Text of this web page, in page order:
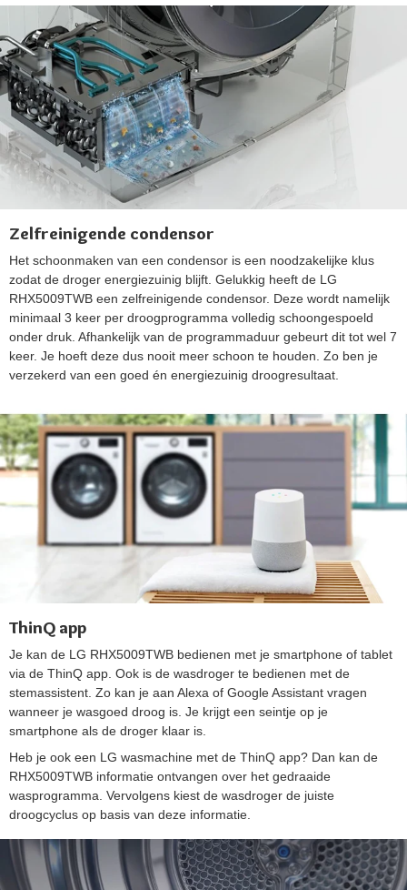
Zelfreinigende condensor
Het schoonmaken van een condensor is een noodzakelijke klus
zodat de droger energiezuinig blijft. Gelukkig heeft de LG
RHX5009TWB een zelfreinigende condensor. Deze wordt namelijk
minimaal 3 keer per droogprogramma volledig schoongespoeld
onder druk. Afhankelijk van de programmaduur gebeurt dit tot wel 7
keer. Je hoeft deze dus nooit meer schoon te houden. Zo ben je
verzekerd van een goed én energiezuinig droogresultaat.
ThinQ app
Je kan de LG RHX5009TWB bedienen met je smartphone of tablet
via de ThinQ app. Ook is de wasdroger te bedienen met de
stemassistent. Zo kan je aan Alexa of Google Assistant vragen
wanneer je wasgoed droog is. Je krijgt een seintje op je
smartphone als de droger klaar is.
Heb je ook een LG wasmachine met de ThinQ app? Dan kan de
RHX5009TWB informatie ontvangen over het gedraaide
wasprogramma. Vervolgens kiest de wasdroger de juiste
droogcyclus op basis van deze informatie.